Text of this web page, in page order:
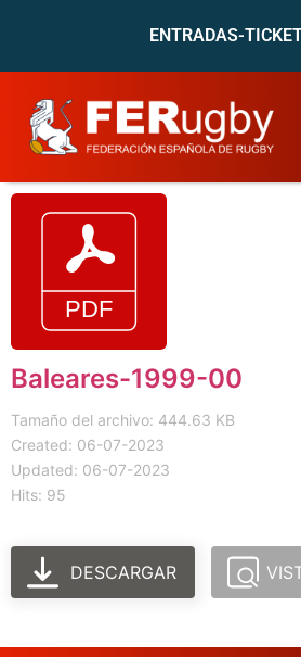
ENTRADAS-
Baleares-1999-00
Tamaño del archivo: 444.63 KB
Created: 06-07-2023
Updated: 06-07-2023
Hits: 95
DESCARGAR